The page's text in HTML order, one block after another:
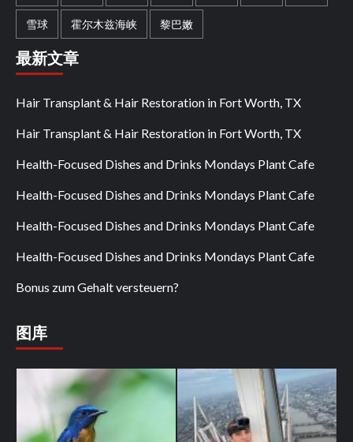
雪球 霍尔木兹海峡 黎巴嫩
最新文章
Hair Transplant & Hair Restoration in Fort Worth, TX
Hair Transplant & Hair Restoration in Fort Worth, TX
Health-Focused Dishes and Drinks Mondays Plant Cafe
Health-Focused Dishes and Drinks Mondays Plant Cafe
Health-Focused Dishes and Drinks Mondays Plant Cafe
Health-Focused Dishes and Drinks Mondays Plant Cafe
Bonus zum Gehalt versteuern?
图库